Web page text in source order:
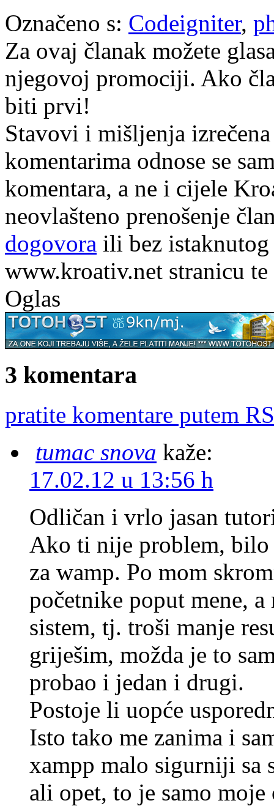
Označeno s: Codeigniter,
Za ovaj članak možete
njegovoj promociji. Ako
biti prvi!
Stavovi i mišljenja
komentarima odnose se
komentara, a ne i cijele
neovlašteno prenošenje
dogovora ili bez
www.kroativ.net stranicu te
Oglas
3 komentara
pratite komentare putem
tumac snova kaže:
17.02.12 u 13:56 h
Odličan i vrlo jasan
Ako ti nije problem,
za wamp. Po mom
početnike poput mene,
sistem, tj. troši manje
griješim, možda je to
probao i jedan i drugi.
Postoje li uopće
Isto tako me zanima i
xampp malo sigurniji sa
ali opet, to je samo